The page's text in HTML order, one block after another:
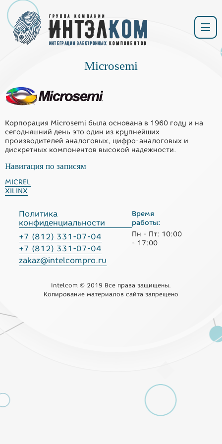
ГЛАВНАЯКАТАЛОГПРИМЕР
ПОСТАВОК
Microsemi
Корпорация Microsemi была основана в 1960 году и на
сегодняшний день это один из крупнейших
производителей аналоговых, цифро-аналоговых и
дискретных компонентов высокой надежности.
Навигация по записям
MICREL
XILINX
Политика
конфиденциальности
+7 (812) 331-07-04
+7 (812) 331-07-04
zakaz@intelcompro.ru
Время
работы:
Пн - Пт: 10:00
- 17:00
Intelcom © 2019 Все права защищены.
Копирование материалов сайта запрещено